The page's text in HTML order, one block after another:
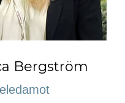
Bergström